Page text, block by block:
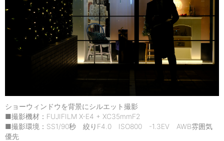
ショーウィンドウを背景にシルエット撮影
■撮影機材：FUJIFILM X-E4 + XC35mmF2
■撮影環境：SS1/90秒 絞りF4.0 ISO800 -1.3EV AWB雰囲気
優先